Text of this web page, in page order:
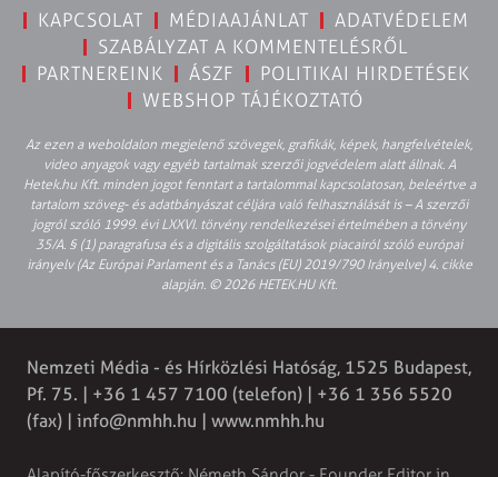
KAPCSOLAT MÉDIAAJÁNLAT
ADATVÉDELEM
SZABÁLYZAT A KOMMENTELÉSRŐL
PARTNEREINK
ÁSZF
POLITIKAI HIRDETÉSEK
WEBSHOP TÁJÉKOZTATÓ
Az ezen a weboldalon megjelenő szövegek, grafikák, képek, hangfelvételek,
video anyagok vagy egyéb tartalmak szerzői jogvédelem alatt állnak. A
Hetek.hu Kft. minden jogot fenntart a tartalommal kapcsolatosan, beleértve a
tartalom szöveg- és adatbányászat céljára való felhasználását is – A szerzői
jogról szóló 1999. évi LXXVI. törvény rendelkezései értelmében a törvény
35/A. § (1) paragrafusa és a digitális szolgáltatások piacairól szóló európai
irányelv (Az Európai Parlament és a Tanács (EU) 2019/790 Irányelve) 4. cikke
alapján. © 2026 HETEK.HU Kft.
Nemzeti Média - és Hírközlési Hatóság, 1525 Budapest,
Pf. 75. | +36 1 457 7100 (telefon) | +36 1 356 5520
(fax) | info@nmhh.hu | www.nmhh.hu